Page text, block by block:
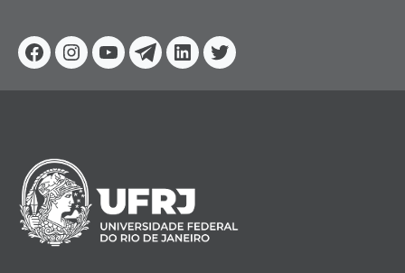
Facebook
Instagram
YoutubeTelegram
Linkedin
Twitter